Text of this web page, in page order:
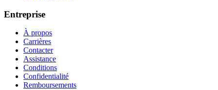
Entreprise
À propos
Carrières
Contacter
Assistance
Conditions
Confidentialité
Remboursements